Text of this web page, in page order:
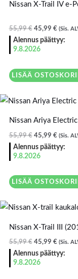
Nissan X-Trail IV e-
55,99€
55,99 €.
45,99 €
45,99
(Sis.
Alennus päättyy:
9.8.2026
LISÄÄ
Nissan Ariya
55,99€
Alkuperäinen
hinta
55,99 €.
45,99 €
45,99
(Sis.
Alennus päättyy:
9.8.2026
LISÄÄ
Nissan X-Trail III
55,99€
Alkuperäinen
55,99 €.
45,99 €
45,99
(Sis.
Alennus päättyy:
9.8.2026